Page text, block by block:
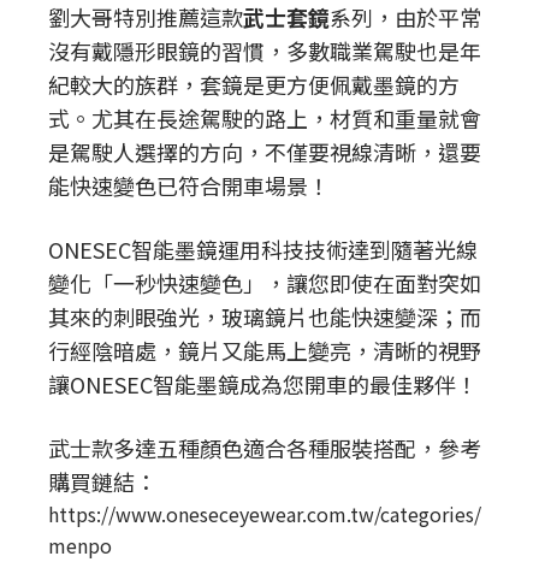
劉大哥特別推薦這款武士套鏡系列，由於平常
沒有戴隱形眼鏡的習慣，多數職業駕駛也是年
紀較大的族群，套鏡是更方便佩戴墨鏡的方
式。 尤其在長途駕駛的路上，材質和重量就會
是駕駛人選擇的方向，不僅要視線清晰，還要
能快速變色已符合開車場景！
ONESEC智能墨鏡運用科技技術達到隨著光線
變化「一秒快速變色」，讓您即使在面對突如
其來的刺眼強光，玻璃鏡片也能快速變深；而
行經陰暗處，鏡片又能馬上變亮，清晰的視野
讓ONESEC智能墨鏡成為您開車的最佳夥伴！
武士款多達五種顏色適合各種服裝搭配，參考
購買鏈結：
https://www.oneseceyewear.com.tw/categories/
menpo